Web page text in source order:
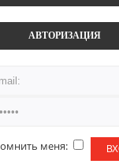
АВТОРИЗАЦИЯ
меня: